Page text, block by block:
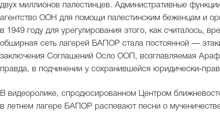
двух миллионов палестинцев. Административные
агентство ООН для помощи палестинским беженцам и
в 1949 году для урегулирования этого, как считалось,
обширная сеть лагерей БАПОР стала постоянной —
заключения Соглашений Осло ООП, возглавляемая
правда, в подчинении у сохранившейся
В видеоролике, спродюсированном Центром
в летнем лагере БАПОР распевают песни о